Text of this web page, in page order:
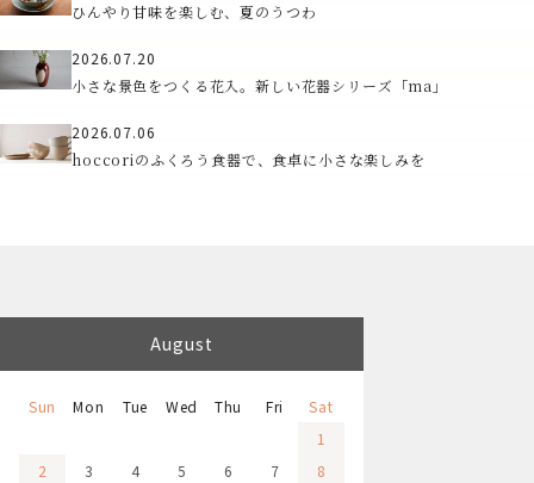
ひんやり甘味を楽しむ、夏のうつわ
2026.07.20
小さな景色をつくる花入。新しい花器シリーズ「ma」
2026.07.06
hoccoriのふくろう食器で、食卓に小さな楽しみを
August
Sun Mon Tue Wed Thu Fri
Sat
1
2
3 4 5 6 7
8